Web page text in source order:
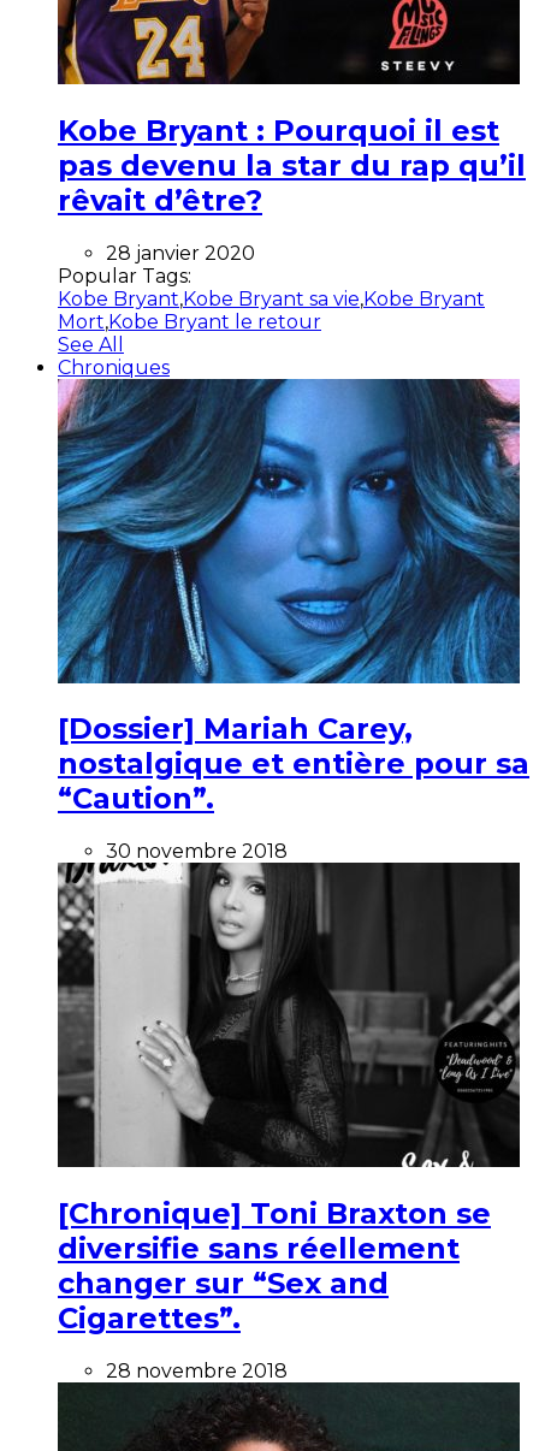
Kobe Bryant : Pourquoi il est
pas devenu la star du rap qu’il
rêvait d’être?
28 janvier 2020
Popular Tags:
Kobe Bryant,Kobe Bryant sa vie,Kobe Bryant
Mort,Kobe Bryant le retour
See All
Chroniques
[Dossier] Mariah Carey,
nostalgique et entière pour sa
“Caution”.
30 novembre 2018
[Chronique] Toni Braxton se
diversifie sans réellement
changer sur “Sex and
Cigarettes”.
28 novembre 2018